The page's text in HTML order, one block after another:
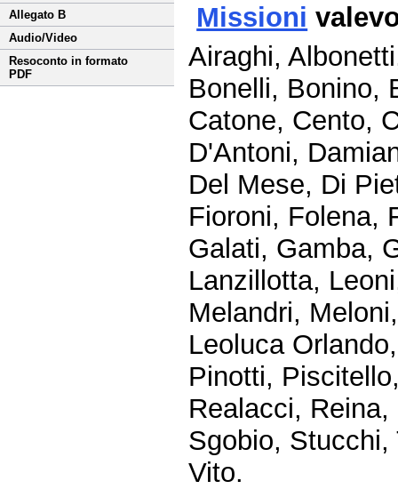
Allegato B
Audio/Video
Resoconto in formato
PDF
Missioni
Airaghi,
Bonelli, Bonino,
Catone, Cento,
D'Antoni,
Del Mese, Di
Fioroni, Folena,
Galati, Gamba,
Lanzillotta,
Melandri,
Leoluca
Pinotti,
Realacci,
Sgobio,
Vito.